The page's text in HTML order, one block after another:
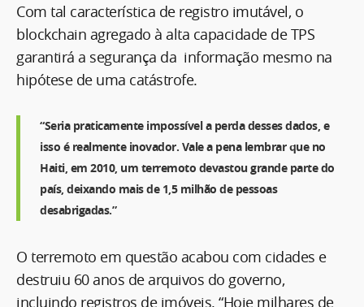
Com tal característica de registro imutável, o
blockchain agregado à alta capacidade de TPS
garantirá a segurança da informação mesmo na
hipótese de uma catástrofe.
“Seria praticamente impossível a perda desses dados, e
isso é realmente inovador. Vale a pena lembrar que no
Haiti, em 2010, um terremoto devastou grande parte do
país, deixando mais de 1,5 milhão de pessoas
desabrigadas.”
O terremoto em questão acabou com cidades e
destruiu 60 anos de arquivos do governo,
incluindo registros de imóveis. “Hoje milhares de